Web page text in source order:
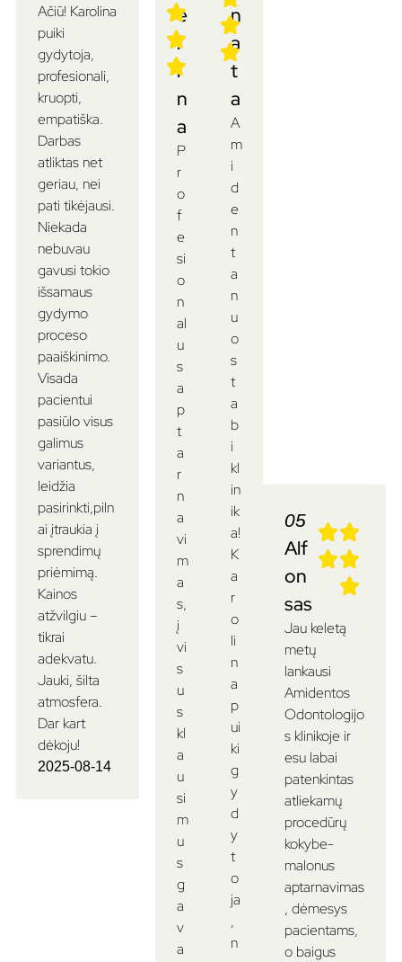
Ačiū! Karolina
puiki
gydytoja,
profesionali,
kruopti,
empatiška.
Darbas
atliktas net
geriau, nei
pati tikėjausi.
Niekada
nebuvau
gavusi tokio
išsamaus
gydymo
proceso
paaiškinimo.
Visada
pacientui
pasiūlo visus
galimus
variantus,
leidžia
pasirinkti,piln
ai įtraukia į
sprendimų
priėmimą.
Kainos
atžvilgiu –
tikrai
adekvatu.
Jauki, šilta
atmosfera.
Dar kart
dėkoju!
2025-08-14
n
a
t
a
A
m
i
d
e
n
t
a
n
u
o
s
t
a
b
i
kl
in
ik
a!
K
a
r
o
li
n
a
p
ui
ki
g
y
d
y
t
o
ja
,
n
e
l
i
n
a
P
r
o
f
e
si
o
n
al
u
s
a
p
t
a
r
n
a
vi
m
a
s,
į
vi
s
u
s
kl
a
u
si
m
u
s
g
a
v
a
05
Alf
on
sas
Jau keletą
metų
lankausi
Amidentos
Odontologijo
s klinikoje ir
esu labai
patenkintas
atliekamų
procedūrų
kokybe-
malonus
aptarnavimas
, dėmesys
pacientams,
o baigus